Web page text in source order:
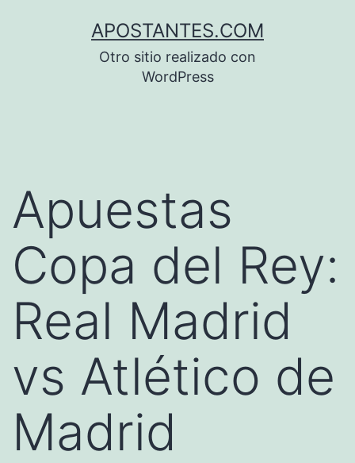
APOSTANTES.COM
Otro sitio realizado con
WordPress
Apuestas
Copa del Rey:
Real Madrid
vs Atlético de
Madrid